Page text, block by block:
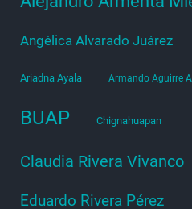
Angélica Alvarado Juárez
Ariadna Ayala Armando Aguirre
BUAP Chignahuapan
Claudia Rivera Vivanco
Eduardo Rivera Pérez